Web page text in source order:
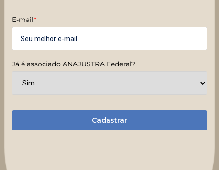
E-mail*
Já é associado ANAJUSTRA Federal?
Cadastrar